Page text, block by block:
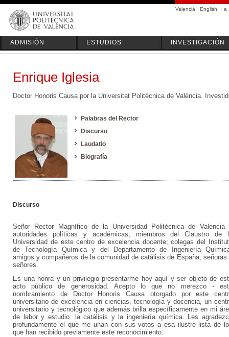
Valencià · English I a
ADMISIÓN ESTUDIOS INVESTIGACIÓN
Enrique Iglesia
Doctor Honoris Causa por la Universitat Politècnica de València.
Palabras del Rector
Discurso
Laudatio
Biografía
Discurso
Señor Rector Magnífico de la Universidad Politécnica de Valencia
autoridades políticas y académicas; miembros del Claustro de
Universidad de este centro de excelencia docente; colegas del
de Tecnología Química y del Departamento de Ingeniería
amigos y compañeros de la comunidad de catálisis de España; señoras
señores.
Es una honra y un privilegio presentarme hoy aquí y ser objeto de
acto público de generosidad. Acepto lo que no merezco -
nombramiento de Doctor Honoris Causa otorgado por este
universitario de excelencia en ciencias, tecnología y docencia, un
universitario y tecnológico que además brilla específicamente en mi
de labor y estudio: la catálisis y la ingeniería química. Les
profundamente el que me unan con sus votos a esa ilustre lista de
que han recibido previamente este reconocimiento.